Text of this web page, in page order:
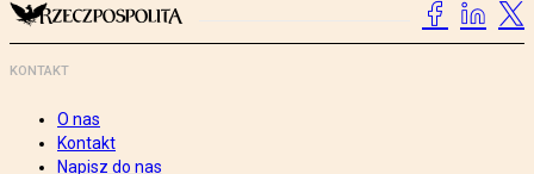
KONTAKT
O nas
Kontakt
Napisz do nas